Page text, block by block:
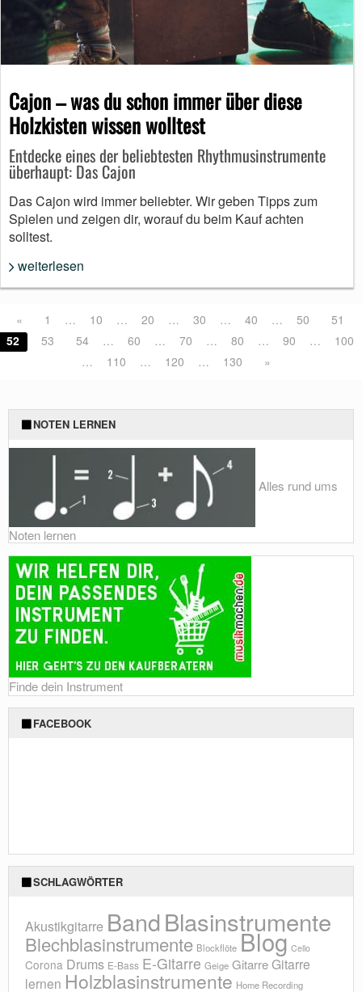
Cajon – was du schon immer über diese
Holzkisten wissen wolltest
Entdecke eines der beliebtesten Rhythmusinstrumente
überhaupt: Das Cajon
Das Cajon wird immer beliebter. Wir geben Tipps zum
Spielen und zeigen dir, worauf du beim Kauf achten
solltest.
weiterlesen
« 1 … 10 … 20 … 30 … 40 … 50
51
52
53 54 … 60 … 70 … 80 … 90 …
100
…
110 … 120 … 130 »
NOTEN LERNEN
Alles rund ums
Noten lernen
Finde dein Instrument
FACEBOOK
SCHLAGWÖRTER
Akustikgitarre BandBlasinstrumente
Blechblasinstrumente Blockflöte Blog Cello
Corona Drums E-Bass E-Gitarre Geige GitarreGitarre
lernen Holzblasinstrumente Home Recording